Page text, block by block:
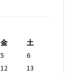
金
土
5
6
12
13